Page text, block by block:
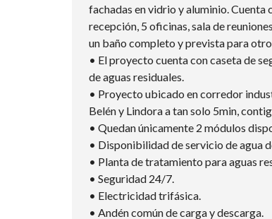
fachadas en vidrio y aluminio. Cuenta
recepción, 5 oficinas, sala de
un baño completo y prevista para
• El proyecto cuenta con caseta de
de aguas residuales.
• Proyecto ubicado en corredor
Belén y Lindora a tan solo 5min,
• Quedan únicamente 2 módulos
• Disponibilidad de servicio de agua
• Planta de tratamiento para aguas
• Seguridad 24/7.
• Electricidad trifásica.
• Andén común de carga y descarga.